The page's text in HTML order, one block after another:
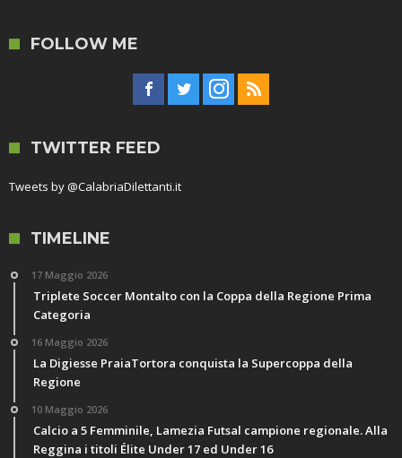
FOLLOW ME
TWITTER FEED
Tweets by @CalabriaDilettanti.it
TIMELINE
17 Maggio 2026
Triplete Soccer Montalto con la Coppa della Regione Prima
Categoria
16 Maggio 2026
La Digiesse PraiaTortora conquista la Supercoppa della
Regione
10 Maggio 2026
Calcio a 5 Femminile, Lamezia Futsal campione regionale. Alla
Reggina i titoli Élite Under 17 ed Under 16